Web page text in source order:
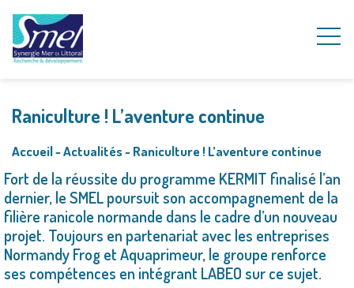
Raniculture ! L’aventure continue
Accueil~Actualités~Raniculture ! L’aventure continue
Fort de la réussite du programme KERMIT finalisé l’an
dernier, le SMEL poursuit son accompagnement de la
filière ranicole normande dans le cadre d’un nouveau
projet. Toujours en partenariat avec les entreprises
Normandy Frog et Aquaprimeur, le groupe renforce
ses compétences en intégrant LABEO sur ce sujet.